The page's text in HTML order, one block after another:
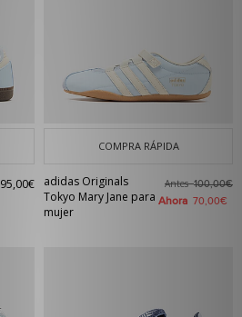
95,00€
COMPRA RÁPIDA
adidas Originals
Tokyo Mary Jane para
mujer
Antes100,00€
Ahora 70,00€